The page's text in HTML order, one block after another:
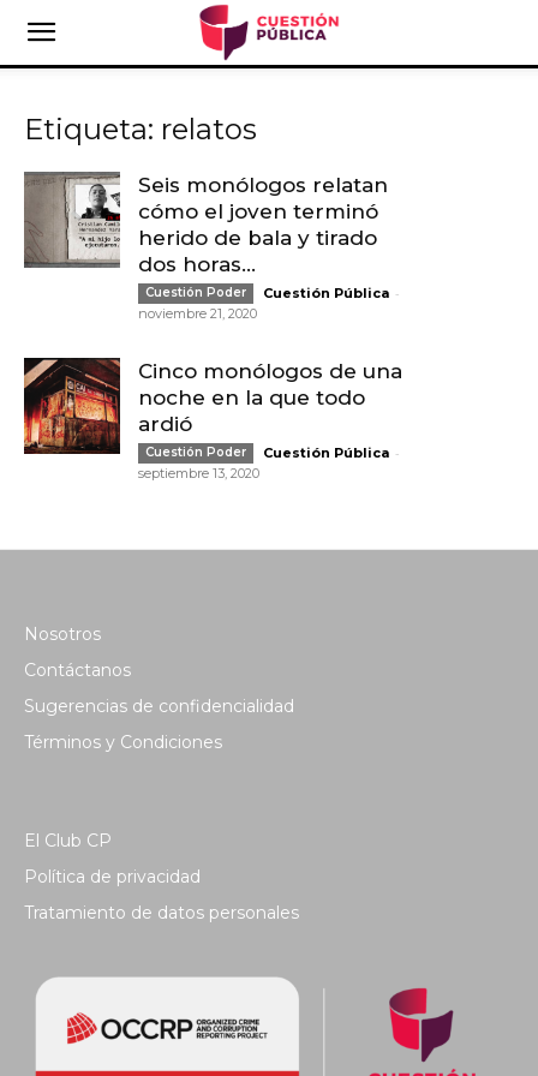
Etiqueta: relatos
Seis monólogos relatan
cómo el joven terminó
herido de bala y tirado
dos horas...
Cuestión Poder Cuestión Pública -
noviembre 21, 2020
Cinco monólogos de una
noche en la que todo
ardió
Cuestión Poder Cuestión Pública -
septiembre 13, 2020
Nosotros
Contáctanos
Sugerencias de confidencialidad
Términos y Condiciones
El Club CP
Política de privacidad
Tratamiento de datos personales